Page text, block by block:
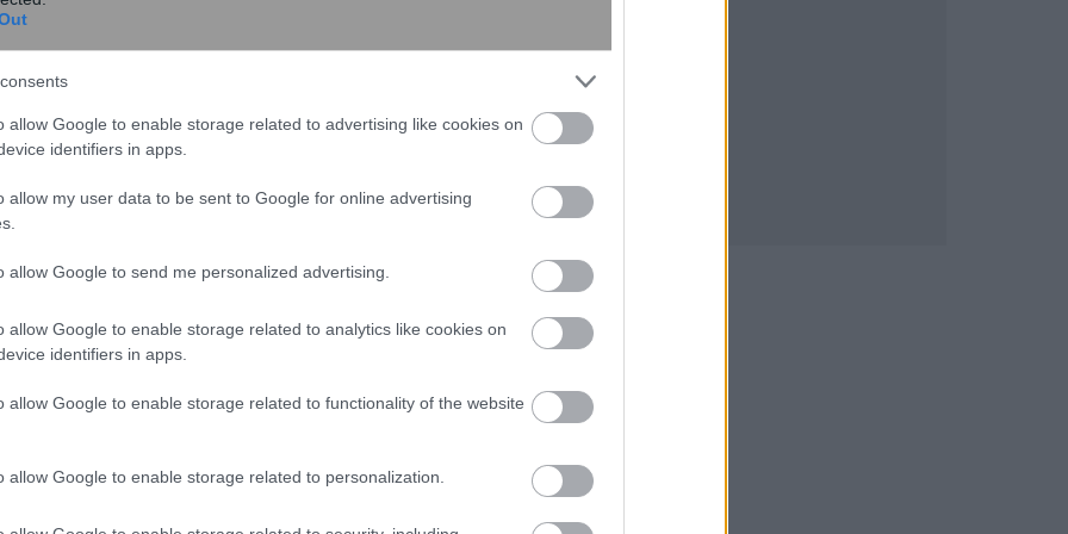
allow Google to enable storage related to advertising like cookies on
identifiers in apps.
allow my user data to be sent to Google for online advertising
allow Google to send me personalized advertising.
allow Google to enable storage related to analytics like cookies on
identifiers in apps.
allow Google to enable storage related to functionality of the website
allow Google to enable storage related to personalization.
δημοσίευσης του παρόντος νόμου στην Εφημερίδα
φόρου εισοδήματος νομικών προσώπων,
επιστροφής, ανεξάρτητα από το
τις οποίες έχει εκδοθεί προσωρινός διορθωτικός
αφορά στις εκκρεμείς αιτήσεις επιστροφών
έχει εφαρμογή τόσο στα φυσικά όσο και στα
προς επιστροφή ποσό για το οποίο εκκρεμεί
δικαιούχο και ανά φορολογία. Προβλέπεται
αιτημάτων του ίδιου δικαιούχου όταν
τις 10.000 ευρώ.